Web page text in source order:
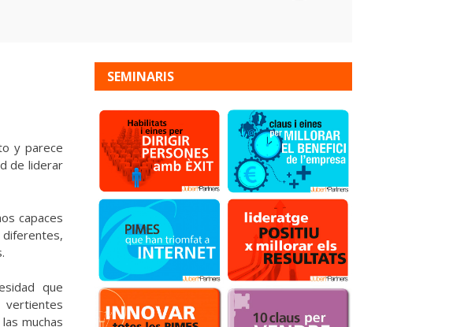
y parece
de liderar
capaces
diferentes,
que
vertientes
muchas
SEMINARIS